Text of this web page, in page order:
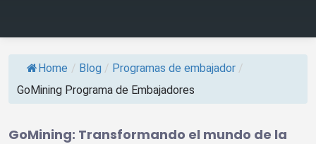
Home / Blog / Programas de embajador /
GoMining Programa de Embajadores
GoMining: Transformando el mundo de la